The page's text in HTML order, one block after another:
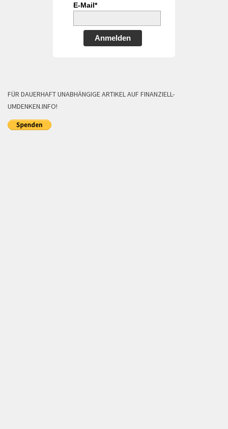
E-Mail*
Anmelden
FÜR DAUERHAFT UNABHÄNGIGE ARTIKEL AUF FINANZIELL-
UMDENKEN.INFO!